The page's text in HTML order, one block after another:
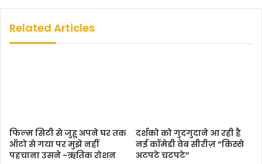
b
Related Articles
फिल्म सिटी से जुहू अपने घर तक
ऑटो से गया पर मुझे नहीं
पहचाना उसने -ऋतिक रोशन
दर्शको को गुदगुदाने आ रही है
नई कॉमेडी वेब सीरीज़ “किस्से
अटपटे चटपटे”